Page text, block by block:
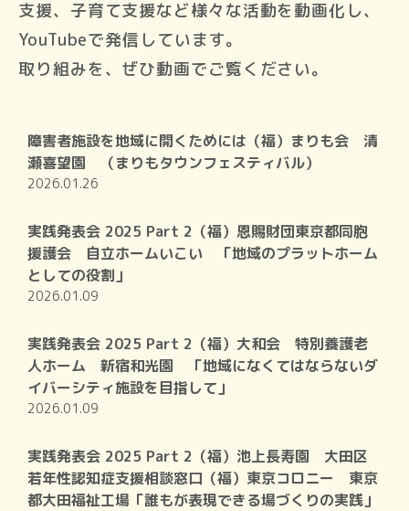
支援、子育て支援など様々な活動を動画化し、
YouTubeで発信しています。
取り組みを、ぜひ動画でご覧ください。
障害者施設を地域に開くためには（福）まりも会 清
瀬喜望園 （まりもタウンフェスティバル）
2026.01.26
実践発表会 2025 Part 2（福）恩賜財団東京都同胞
援護会 自立ホームいこい 「地域のプラットホーム
としての役割」
2026.01.09
実践発表会 2025 Part 2（福）大和会 特別養護老
人ホーム 新宿和光園 「地域になくてはならないダ
イバーシティ施設を目指して」
2026.01.09
実践発表会 2025 Part 2（福）池上長寿園 大田区
若年性認知症支援相談窓口（福）東京コロニー 東京
都大田福祉工場「誰もが表現できる場づくりの実践」